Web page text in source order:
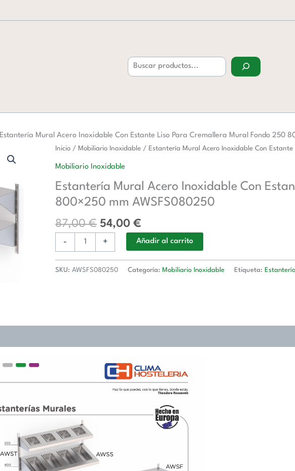
Estantería Mural Acero Inoxidable Con Estante Liso Para Cremallera Mural Fondo 250
Inicio / Mobiliario Inoxidable / Estantería Mural Acero Inoxidable Con
Mobiliario Inoxidable
Estantería Mural Acero Inoxidable Con
800×250 mm AWSFS080250
87,00€
El
precio
era:
87,00 €.
54,00€
El
es:
54,00 €.
-
Estantería
Inoxidable
Con
Liso
Para
Cremallera
Mural
cantidad
+ Añadir al carrito
SKU:AWSFS080250 Categoría: Mobiliario Inoxidable Etiqueta: Estantería